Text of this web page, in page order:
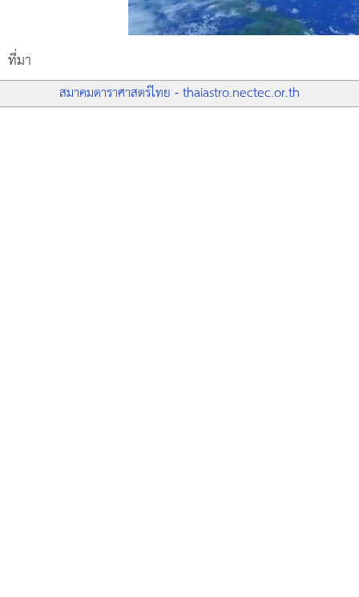
ที่มา
สมาคมดาราศาสตร์ไทย - thaiastro.nectec.or.th